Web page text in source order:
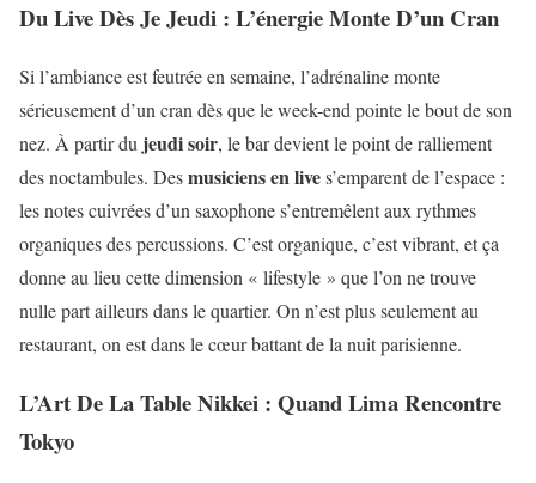
Du Live Dès Je Jeudi : L’énergie Monte D’un Cran
Si l’ambiance est feutrée en semaine, l’adrénaline monte
sérieusement d’un cran dès que le week-end pointe le bout de son
nez. À partir du jeudi soir, le bar devient le point de ralliement
des noctambules. Desmusiciens en lives’emparent de l’espace :
les notes cuivrées d’un saxophone s’entremêlent aux rythmes
organiques des percussions. C’est organique, c’est vibrant, et ça
donne au lieu cette dimension « lifestyle » que l’on ne trouve
nulle part ailleurs dans le quartier. On n’est plus seulement au
restaurant, on est dans le cœur battant de la nuit parisienne.
L’Art De La Table Nikkei : Quand Lima Rencontre
Tokyo